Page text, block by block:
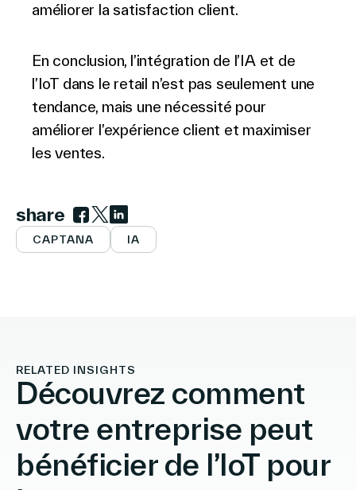
améliorer la satisfaction client.
En conclusion, l’intégration de l’IA et de
l’IoT dans le retail n’est pas seulement une
tendance, mais une nécessité pour
améliorer l’expérience client et maximiser
les ventes.
share
Link to facebook
Link to twitter
Link to linkedin
CAPTANA IA
RELATED INSIGHTS
Découvrez comment
votre entreprise peut
bénéficier de l’IoT pour